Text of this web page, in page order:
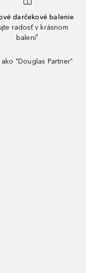
darčekové balenie
radosť v krásnom
balení¹
"Douglas Partner"